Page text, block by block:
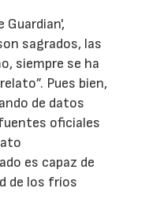
Guardian',
sagrados, las
siempre se ha
Pues bien,
de datos
oficiales
es capaz de
de los fríos